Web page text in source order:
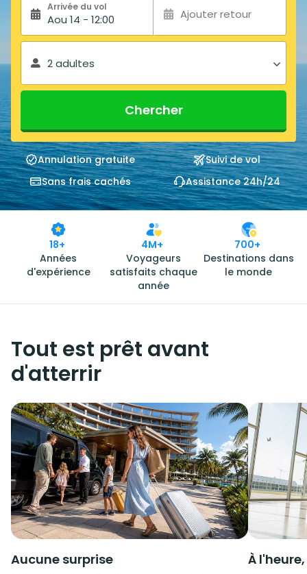
Arrivée du vol
Aou 14 - 12:00 Ajouter retour
2 adultes
Chercher
Annulation gratuite
Suivi de vol
Sans frais cachés
Assistance 24h/24
18+
Années
d'expérience
4M+
Voyageurs
satisfaits chaque
année
700+
Destinations dans
le monde
Tout est prêt avant
d'atterrir
Aucune surprise À